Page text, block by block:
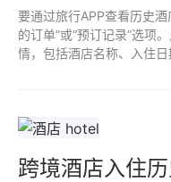
要通过旅行APP查看历史
的订单”或“预订记录”选项
情，包括酒店名称、入住
跨境酒店入住